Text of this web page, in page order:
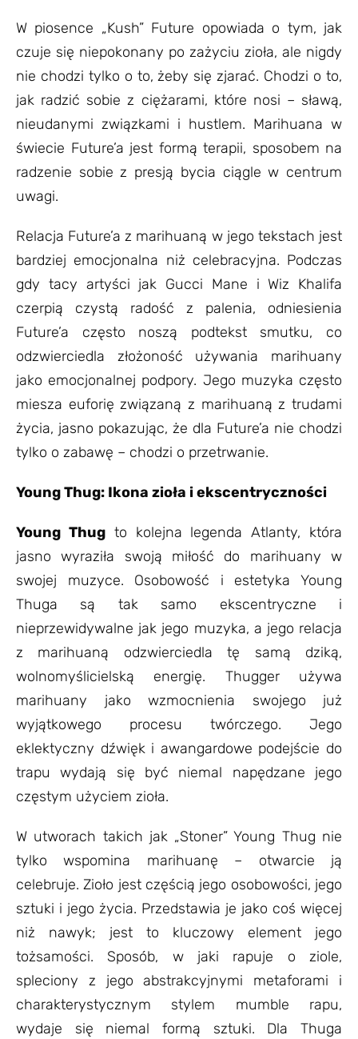
W piosence „Kush” Future opowiada o tym, jak
czuje się niepokonany po zażyciu zioła, ale nigdy
nie chodzi tylko o to, żeby się zjarać. Chodzi o to,
jak radzić sobie z ciężarami, które nosi – sławą,
nieudanymi związkami i hustlem. Marihuana w
świecie Future’a jest formą terapii, sposobem na
radzenie sobie z presją bycia ciągle w centrum
uwagi.
Relacja Future’a z marihuaną w jego tekstach jest
bardziej emocjonalna niż celebracyjna. Podczas
gdy tacy artyści jak Gucci Mane i Wiz Khalifa
czerpią czystą radość z palenia, odniesienia
Future’a często noszą podtekst smutku, co
odzwierciedla złożoność używania marihuany
jako emocjonalnej podpory. Jego muzyka często
miesza euforię związaną z marihuaną z trudami
życia, jasno pokazując, że dla Future’a nie chodzi
tylko o zabawę – chodzi o przetrwanie.
Young Thug: Ikona zioła i ekscentryczności
Young Thugto kolejna legenda Atlanty, która
jasno wyraziła swoją miłość do marihuany w
swojej muzyce. Osobowość i estetyka Young
Thuga są tak samo ekscentryczne i
nieprzewidywalne jak jego muzyka, a jego relacja
z marihuaną odzwierciedla tę samą dziką,
wolnomyślicielską energię. Thugger używa
marihuany jako wzmocnienia swojego już
wyjątkowego procesu twórczego. Jego
eklektyczny dźwięk i awangardowe podejście do
trapu wydają się być niemal napędzane jego
częstym użyciem zioła.
W utworach takich jak „Stoner” Young Thug nie
tylko wspomina marihuanę – otwarcie ją
celebruje. Zioło jest częścią jego osobowości, jego
sztuki i jego życia. Przedstawia je jako coś więcej
niż nawyk; jest to kluczowy element jego
tożsamości. Sposób, w jaki rapuje o ziole,
spleciony z jego abstrakcyjnymi metaforami i
charakterystycznym stylem mumble rapu,
wydaje się niemal formą sztuki. Dla Thuga